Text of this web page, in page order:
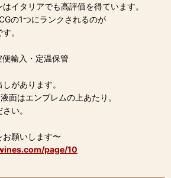
イタリアでも高評価を得ています。
の1つにランクされるのが
。
輸入・定温保管
があります。
面はエンブレムの上あたり。
い。
願いします〜
page/10